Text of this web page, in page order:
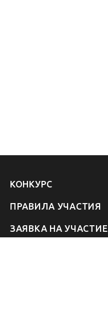
КОНКУРС
ПРАВИЛА УЧАСТИЯ
ЗАЯВКА НА УЧАСТИЕ